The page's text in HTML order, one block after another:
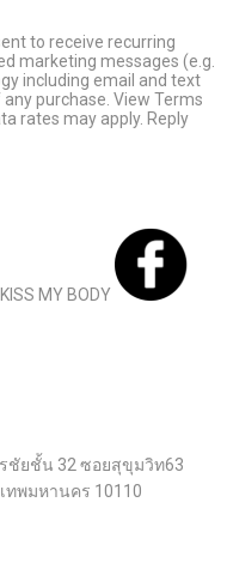
to receive recurring
marketing messages (e.g.
including email and text
purchase. View Terms
rates may apply. Reply
MY BODY
ชัยชั้น 32 ซอยสุขุมวิท63
ทพมหานคร 10110